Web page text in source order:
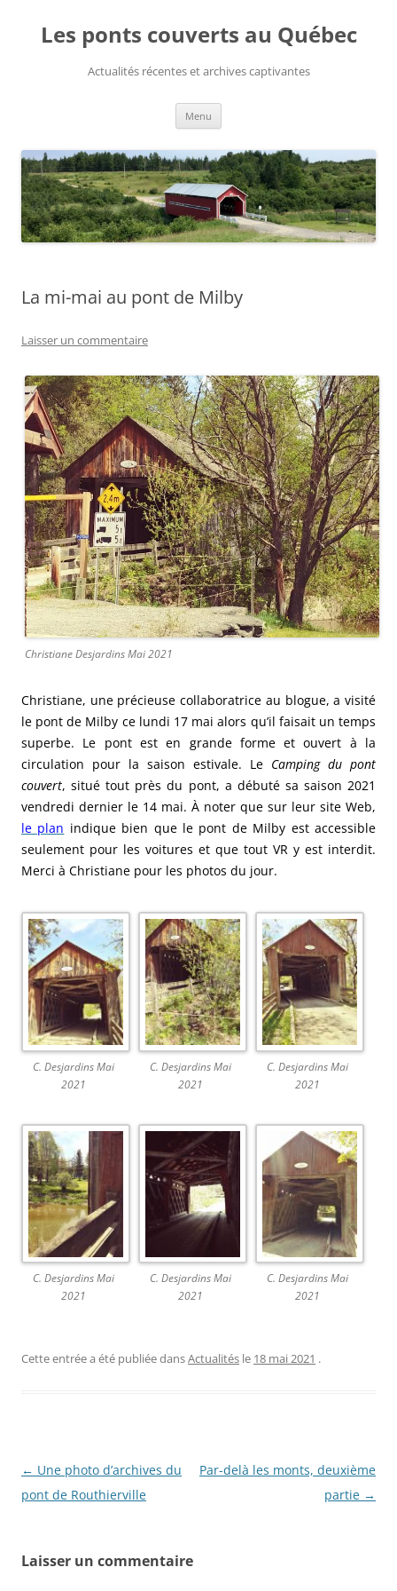
contenu
Les ponts couverts au Québec
Actualités récentes et archives captivantes
Menu
La mi-mai au pont de Milby
Laisser un commentaire
Christiane Desjardins Mai 2021
Christiane, une précieuse collaboratrice au blogue, a visité
le pont de Milby ce lundi 17 mai alors qu’il faisait un temps
superbe. Le pont est en grande forme et ouvert à la
circulation pour la saison estivale. Le Camping du pont
couvert, situé tout près du pont, a débuté sa saison 2021
vendredi dernier le 14 mai. À noter que sur leur site Web,
le plan indique bien que le pont de Milby est accessible
seulement pour les voitures et que tout VR y est interdit.
Merci à Christiane pour les photos du jour.
C. Desjardins Mai
2021
C. Desjardins Mai
2021
C. Desjardins Mai
2021
C. Desjardins Mai
2021
C. Desjardins Mai
2021
C. Desjardins Mai
2021
Cette entrée a été publiée dansActualités le 18 mai 2021 .
N
a
g
← Une photo d’archives du
pont de Routhierville
Par-delà les monts, deuxième
partie →
Laisser un commentaire